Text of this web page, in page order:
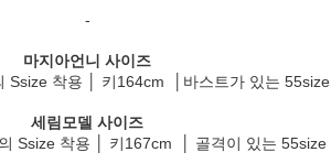
-
마지아언니 사이즈
Ssize 착용 │ 키164cm │바스트가 있는 55size
세림모델 사이즈
Ssize 착용 │ 키167cm │ 골격이 있는 55size